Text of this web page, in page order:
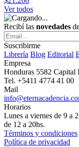
Ver todos
Recibí las novedades
Suscribirme
Librería Blog Editorial
Empresa
Honduras 5582 Capital
Tel. +5411 4774 41 00
Mail
Horarios
Lunes a viernes de 9 a
de 12 a 20hs.
Términos y condiciones
Política de privacidad